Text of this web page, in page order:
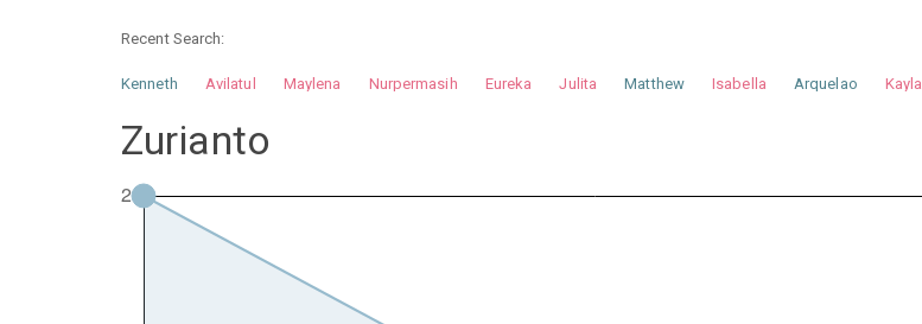
Recent Search:
Kenneth Avilatul Maylena Nurpermasih Eureka Julita Matthew Isabella Arquelao Kayla
Zurianto